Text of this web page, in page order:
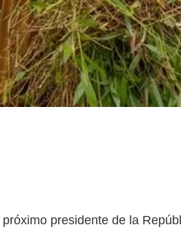
presidente de la